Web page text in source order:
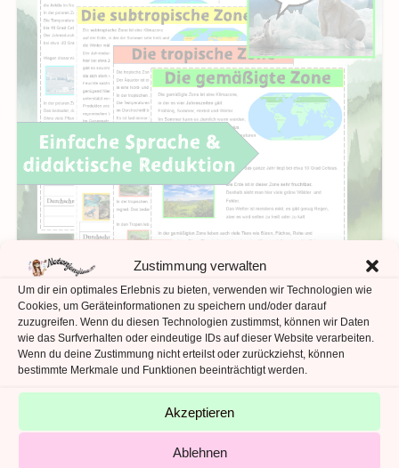
Zustimmung verwalten
Um dir ein optimales Erlebnis zu bieten, verwenden wir Technologien wie
Cookies, um Geräteinformationen zu speichern und/oder darauf
zuzugreifen. Wenn du diesen Technologien zustimmst, können wir Daten
wie das Surfverhalten oder eindeutige IDs auf dieser Website verarbeiten.
Wenn du deine Zustimmung nicht erteilst oder zurückziehst, können
bestimmte Merkmale und Funktionen beeinträchtigt werden.
Akzeptieren
Ablehnen
IN DEN WARENKORB
Klimazonen Unterrichtsreihe
5,69